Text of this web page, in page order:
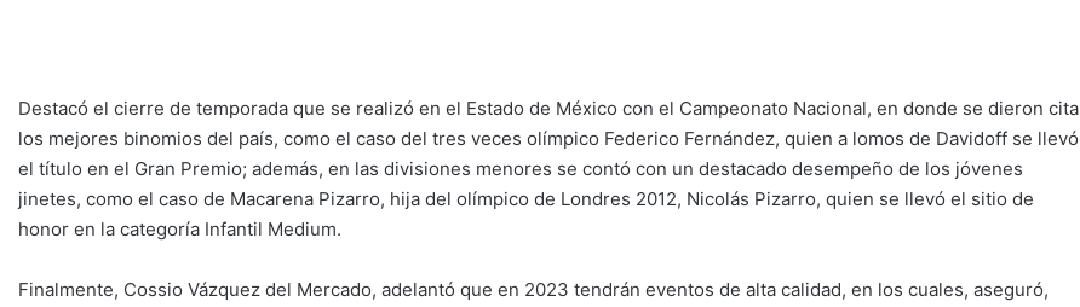
Destacó el cierre de temporada que se realizó en el Estado de México con el Campeonato Nacional, en donde se dieron cita
los mejores binomios del país, como el caso del tres veces olímpico Federico Fernández, quien a lomos de Davidoff se llevó
el título en el Gran Premio; además, en las divisiones menores se contó con un destacado desempeño de los jóvenes
jinetes, como el caso de Macarena Pizarro, hija del olímpico de Londres 2012, Nicolás Pizarro, quien se llevó el sitio de
honor en la categoría Infantil Medium.
Finalmente, Cossio Vázquez del Mercado, adelantó que en 2023 tendrán eventos de alta calidad, en los cuales, aseguró,